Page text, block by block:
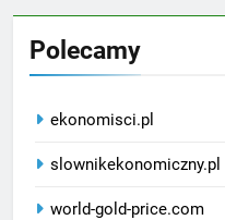
Polecamy
ekonomisci.pl
slownikekonomiczny.pl
world-gold-price.com